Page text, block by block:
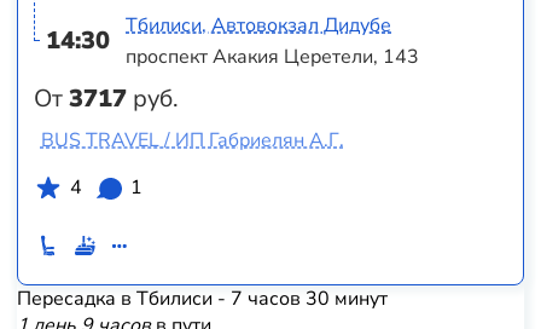
14:30
От3717 руб.
Тбилиси, Автовокзал Дидубе
проспект Акакия Церетели, 143
BUS TRAVEL / ИП Габриелян А.Г.
4
1
Пересадка в Тбилиси - 7 часов 30 минут